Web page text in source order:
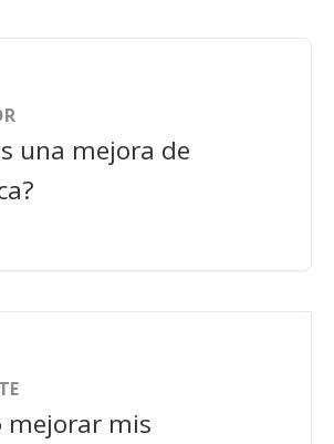
una mejora de
mejorar mis